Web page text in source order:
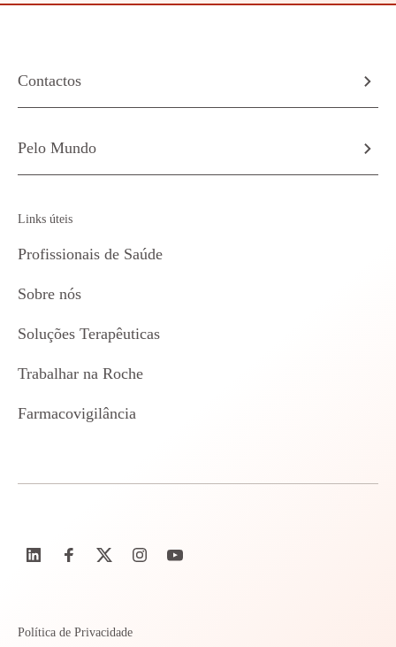
Contactos
Pelo Mundo
Links úteis
Profissionais de Saúde
Sobre nós
Soluções Terapêuticas
Trabalhar na Roche
Farmacovigilância
Política de Privacidade